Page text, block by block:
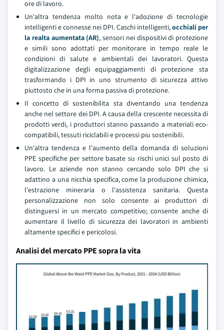
ore di lavoro.
Un'altra tendenza molto nota e l'adozione di tecnologie
intelligenti e connesse nei DPI. Caschi intelligenti,occhiali per
la realta aumentata (AR), sensori nei dispositivi di protezione
e simili sono adottati per monitorare in tempo reale le
condizioni di salute e ambientali dei lavoratori. Questa
digitalizzazione degli equipaggiamenti di protezione sta
trasformando i DPI in uno strumento di sicurezza attivo
piuttosto che in una forma passiva di protezione.
Il concetto di sostenibilita sta diventando una tendenza
anche nel settore dei DPI. A causa della crescente necessita di
prodotti verdi, i produttori stanno passando a materiali eco-
compatibili, tessuti riciclabili e processi piu sostenibili.
Un'altra tendenza e l'aumento della domanda di soluzioni
PPE specifiche per settore basate su rischi unici sul posto di
lavoro. Le aziende non stanno cercando solo DPI che si
adattino a una nicchia specifica, come la produzione chimica,
l'estrazione mineraria o l'assistenza sanitaria. Questa
personalizzazione non solo consente ai produttori di
distinguersi in un mercato competitivo; consente anche di
aumentare il livello di sicurezza dei lavoratori in ambienti
altamente specifici e pericolosi.
Analisi del mercato PPE sopra la vita